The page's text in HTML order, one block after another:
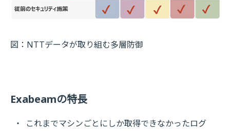
図：NTTデータが取り組む多層防御
Exabeamの特長
これまでマシンごとにしか取得できなかったログ